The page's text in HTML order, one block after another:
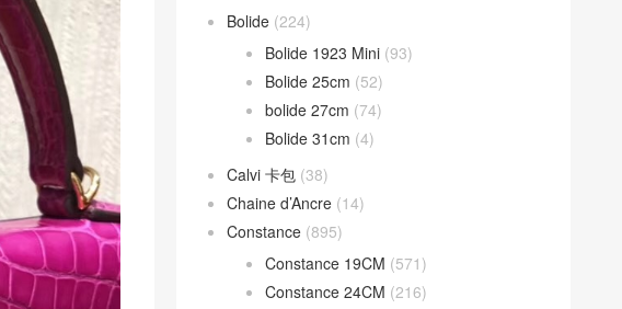
Bolide (224)
Bolide 1923 Mini (93)
Bolide 25cm (52)
bolide 27cm (74)
Bolide 31cm (4)
Calvi 卡包 (38)
Chaine d’Ancre (14)
Constance (895)
Constance 19CM (571)
Constance 24CM (216)